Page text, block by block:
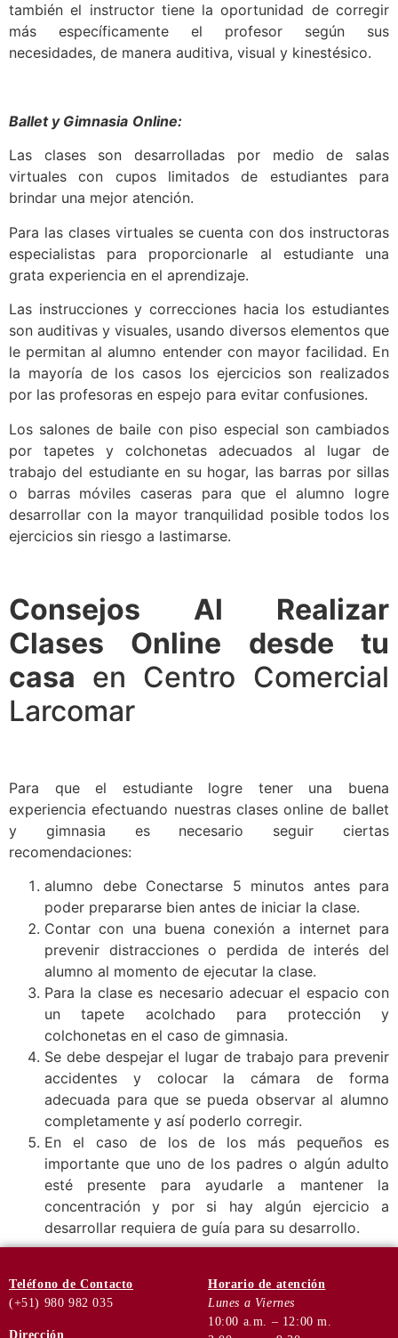
también el instructor tiene la oportunidad de corregir
más específicamente el profesor según sus
necesidades, de manera auditiva, visual y kinestésico.
Ballet y Gimnasia Online:
Las clases son desarrolladas por medio de salas
virtuales con cupos limitados de estudiantes para
brindar una mejor atención.
Para las clases virtuales se cuenta con dos instructoras
especialistas para proporcionarle al estudiante una
grata experiencia en el aprendizaje.
Las instrucciones y correcciones hacia los estudiantes
son auditivas y visuales, usando diversos elementos que
le permitan al alumno entender con mayor facilidad. En
la mayoría de los casos los ejercicios son realizados
por las profesoras en espejo para evitar confusiones.
Los salones de baile con piso especial son cambiados
por tapetes y colchonetas adecuados al lugar de
trabajo del estudiante en su hogar, las barras por sillas
o barras móviles caseras para que el alumno logre
desarrollar con la mayor tranquilidad posible todos los
ejercicios sin riesgo a lastimarse.
Consejos Al Realizar
Clases Online desde tu
casa en Centro Comercial
Larcomar
Para que el estudiante logre tener una buena
experiencia efectuando nuestras clases online de ballet
y gimnasia es necesario seguir ciertas
recomendaciones:
alumno debe Conectarse 5 minutos antes para
poder prepararse bien antes de iniciar la clase.
Contar con una buena conexión a internet para
prevenir distracciones o perdida de interés del
alumno al momento de ejecutar la clase.
Para la clase es necesario adecuar el espacio con
un tapete acolchado para protección y
colchonetas en el caso de gimnasia.
Se debe despejar el lugar de trabajo para prevenir
accidentes y colocar la cámara de forma
adecuada para que se pueda observar al alumno
completamente y así poderlo corregir.
En el caso de los de los más pequeños es
importante que uno de los padres o algún adulto
esté presente para ayudarle a mantener la
concentración y por si hay algún ejercicio a
desarrollar requiera de guía para su desarrollo.
Teléfono de Contacto
(+51) 980 982 035
Dirección
Horario de atención
Lunes a Viernes
10:00 a.m. – 12:00 m.